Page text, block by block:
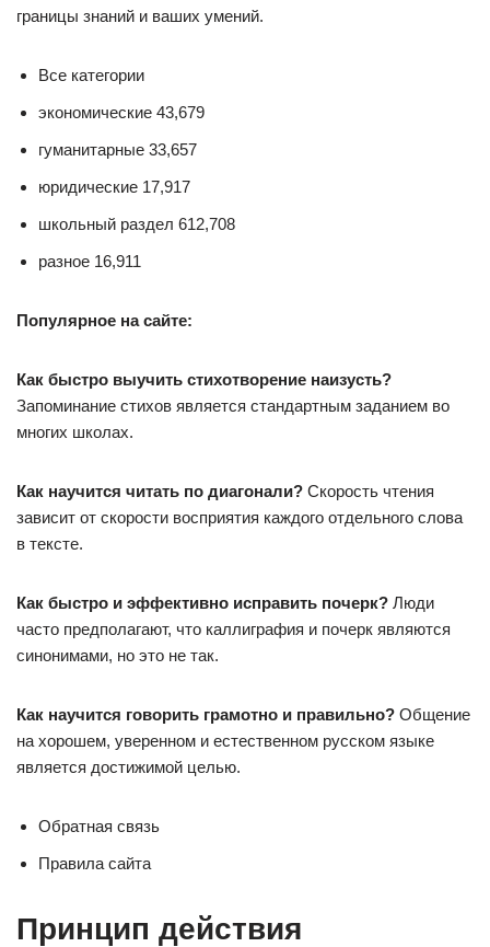
границы знаний и ваших умений.
Все категории
экономические 43,679
гуманитарные 33,657
юридические 17,917
школьный раздел 612,708
разное 16,911
Популярное на сайте:
Как быстро выучить стихотворение наизусть?
Запоминание стихов является стандартным заданием во
многих школах.
Как научится читать по диагонали? Скорость чтения
зависит от скорости восприятия каждого отдельного слова
в тексте.
Как быстро и эффективно исправить почерк? Люди
часто предполагают, что каллиграфия и почерк являются
синонимами, но это не так.
Как научится говорить грамотно и правильно? Общение
на хорошем, уверенном и естественном русском языке
является достижимой целью.
Обратная связь
Правила сайта
Принцип действия